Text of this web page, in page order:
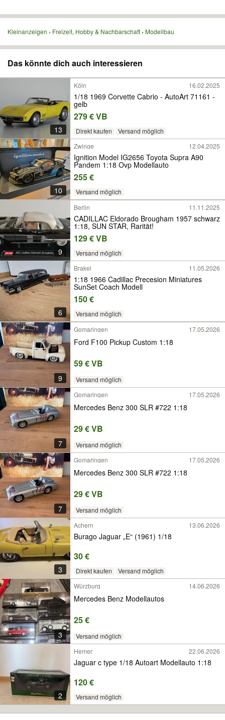
Kleinanzeigen Freizeit, Hobby & Nachbarschaft Modellbau
Das könnte dich auch interessieren
13
Köln 16.02.2025
1/18 1969 Corvette Cabrio - AutoArt 71161 -
gelb
279 € VB
Direkt kaufen Versand möglich
10
Zwinge 12.04.2025
Ignition Model IG2656 Toyota Supra A90
Pandem 1:18 Ovp Modellauto
255 €
Versand möglich
9
Berlin 11.11.2025
CADILLAC Eldorado Brougham 1957 schwarz
1:18, SUN STAR, Rarität!
129 € VB
Versand möglich
6
Brakel 11.05.2026
1:18 1966 Cadillac Precesion Miniatures
SunSet Coach Modell
150 €
Versand möglich
9
Gomaringen 17.05.2026
Ford F100 Pickup Custom 1:18
59 € VB
Versand möglich
7
Gomaringen 17.05.2026
Mercedes Benz 300 SLR #722 1:18
29 € VB
Versand möglich
7
Gomaringen 17.05.2026
Mercedes Benz 300 SLR #722 1:18
29 € VB
Versand möglich
3
Achern 13.06.2026
Burago Jaguar „E“ (1961) 1/18
30 €
Direkt kaufen Versand möglich
3
Würzburg 14.06.2026
Mercedes Benz Modellautos
25 €
Versand möglich
2
Hemer 22.06.2026
Jaguar c type 1/18 Autoart Modellauto 1:18
120 €
Versand möglich